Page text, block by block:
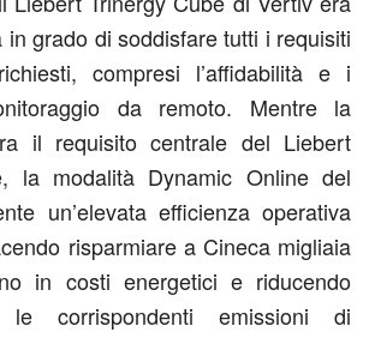
in grado di soddisfare tutti i requisiti
compresi l’affidabilità e i
da remoto. Mentre la
il requisito centrale del Liebert
la modalità Dynamic Online del
un’elevata efficienza operativa
risparmiare a Cineca migliaia
in costi energetici e riducendo
le corrispondenti emissioni di